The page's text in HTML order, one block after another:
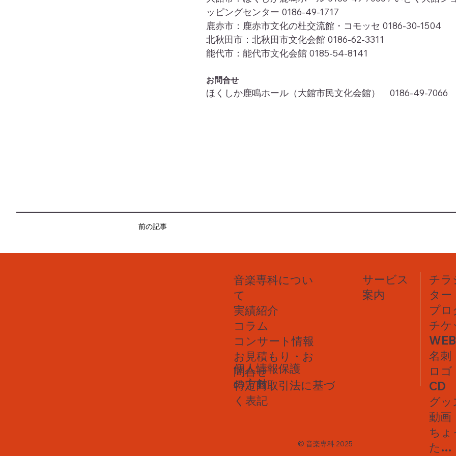
ッピングセンター 0186-49-1717
鹿赤市：鹿赤市文化の杜交流館・コモッセ 0186-30-1504
北秋田市：北秋田市文化会館 0186-62-3311
能代市：能代市文化会館 0185-54-8141
お問合せ
ほくしか鹿鳴ホール（大館市民文化会館）　0186-49-7066
前の記事
音楽専科につい
て
実績紹介
コラム
コンサート情報
​お見積もり・お
問合せ
個人情報保護
の方針
特定商取引法に基づ
く表記
©︎ 音楽専科 2025
サービス
案内
チラ
ター
プロ
チケ
名刺
​ロゴ
CD
グッ
動画
ちょ
た…